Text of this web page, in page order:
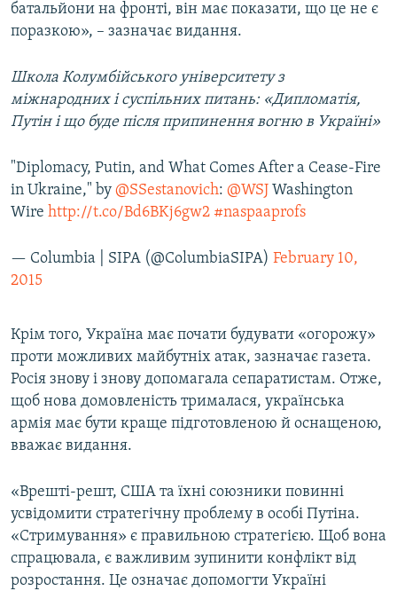
батальйони на фронті, він має показати, що це не є
поразкою», – зазначає видання.
Школа Колумбійського університету з
міжнародних і суспільних питань: «Дипломатія,
Путін і що буде після припинення вогню в Україні»
"Diplomacy, Putin, and What Comes After a Cease-Fire
in Ukraine," by @SSestanovich: @WSJ Washington
Wire http://t.co/Bd6BKj6gw2 #naspaaprofs
— Columbia | SIPA (@ColumbiaSIPA) February 10,
2015
Крім того, Україна має почати будувати «огорожу»
проти можливих майбутніх атак, зазначає газета.
Росія знову і знову допомагала сепаратистам. Отже,
щоб нова домовленість трималася, українська
армія має бути краще підготовленою й оснащеною,
вважає видання.
«Врешті-решт, США та їхні союзники повинні
усвідомити стратегічну проблему в особі Путіна.
«Стримування» є правильною стратегією. Щоб вона
спрацювала, є важливим зупинити конфлікт від
розростання. Це означає допомогти Україні